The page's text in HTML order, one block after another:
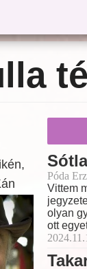
Póda
Vittem
olyan
ott